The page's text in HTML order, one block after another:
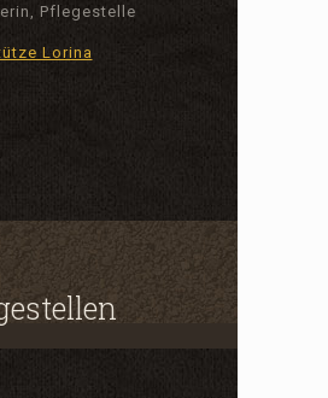
Pflegestelle
Lorina